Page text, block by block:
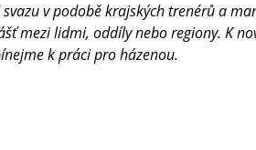
v podobě krajských trenérů a
mezi lidmi, oddíly nebo regiony. K
k práci pro házenou.